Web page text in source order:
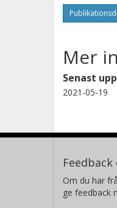
Mer
Senast
2021-05-19
Om du har
ge feedback